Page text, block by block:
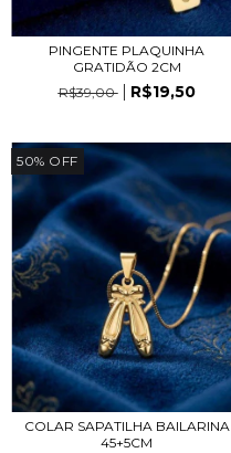
PINGENTE PLAQUINHA
GRATIDÃO 2CM
R$39,00
R$19,50
50% OFF
COLAR SAPATILHA BAILARINA
45+5CM